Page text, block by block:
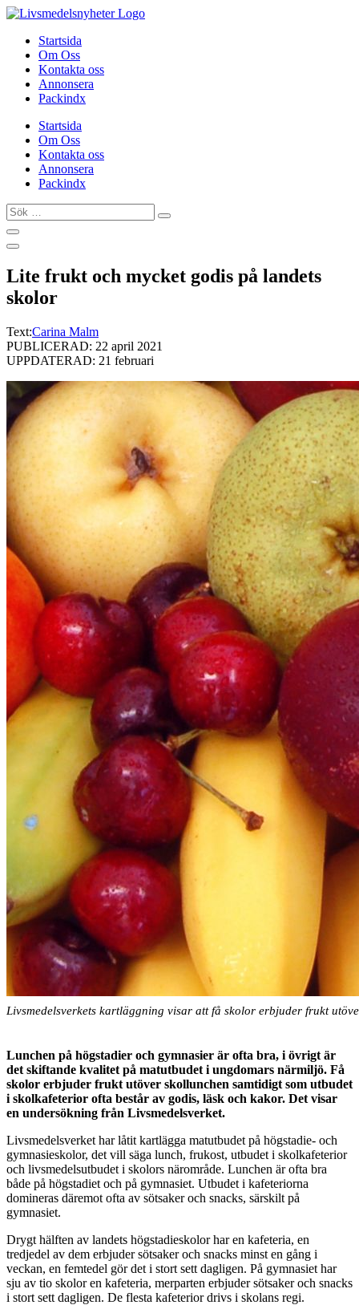
Hoppa
innehållStartsida
Om Oss
Kontakta oss
Annonsera
Packindx
Startsida
Om Oss
Kontakta oss
Annonsera
Packindx
Sök
…
Lite frukt och mycket godis på landets
skolor
Text:Carina Malm
PUBLICERAD: 22 april 2021
UPPDATERAD: 21 februari
Livsmedelsverkets kartläggning visar att få skolor erbjuder frukt
Lunchen på högstadier och gymnasier är ofta bra, i övrigt är
det skiftande kvalitet på matutbudet i ungdomars närmiljö. Få
skolor erbjuder frukt utöver skollunchen samtidigt som utbudet
i skolkafeterior ofta består av godis, läsk och kakor. Det visar
en undersökning från Livsmedelsverket.
Livsmedelsverket har låtit kartlägga matutbudet på högstadie- och
gymnasieskolor, det vill säga lunch, frukost, utbudet i skolkafeterior
och livsmedelsutbudet i skolors närområde. Lunchen är ofta bra
både på högstadiet och på gymnasiet. Utbudet i kafeteriorna
domineras däremot ofta av sötsaker och snacks, särskilt på
gymnasiet.
Drygt hälften av landets högstadieskolor har en kafeteria, en
tredjedel av dem erbjuder sötsaker och snacks minst en gång i
veckan, en femtedel gör det i stort sett dagligen. På gymnasiet har
sju av tio skolor en kafeteria, merparten erbjuder sötsaker och snacks
i stort sett dagligen. De flesta kafeterior drivs i skolans regi.